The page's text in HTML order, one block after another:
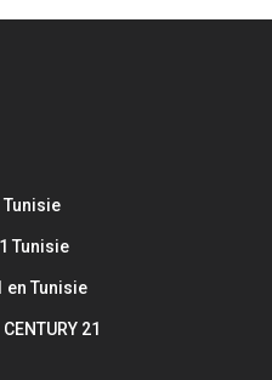
Tunisie
Tunisie
en Tunisie
21